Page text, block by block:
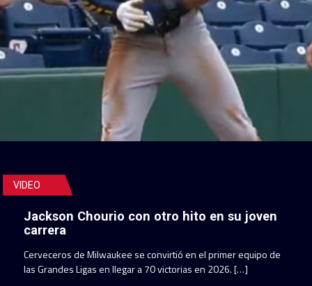
VIDEO
Jackson Chourio con otro hito en su joven
carrera
Cerveceros de Milwaukee se convirtió en el primer equipo de
las Grandes Ligas en llegar a 70 victorias en 2026. […]